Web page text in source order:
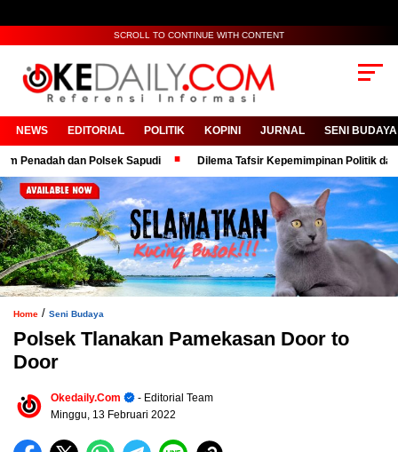
SCROLL TO CONTINUE WITH CONTENT
NEWS EDITORIAL POLITIK KOPINI JURNAL SENI BUDAYA
dan Polsek Sapudi Dilema Tafsir Kepemimpinan Politik dan
Home / Seni Budaya
Polsek Tlanakan Pamekasan Door to
Door
Okedaily.com
- Editorial Team
Minggu, 13 Februari 2022